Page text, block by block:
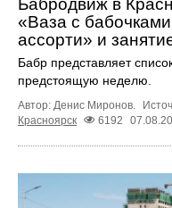
Бабродвиж в
«Ваза с
ассорти» и
Бабр представляет
предстоящую неделю.
Автор: Денис Миронов.
Красноярск
6192